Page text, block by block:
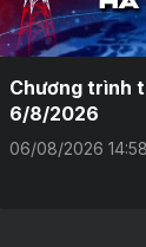
Chương trình
6/8/2026
06/08/2026 14:58